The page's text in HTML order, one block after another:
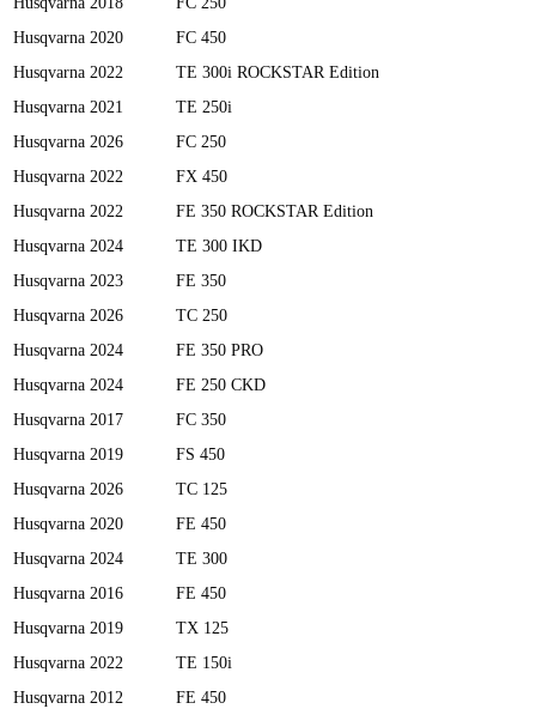
Husqvarna 2020
FC 450
Husqvarna 2022
TE 300i ROCKSTAR Edition
Husqvarna 2021
TE 250i
Husqvarna 2026
FC 250
Husqvarna 2022
FX 450
Husqvarna 2022
FE 350 ROCKSTAR Edition
Husqvarna 2024
TE 300 IKD
Husqvarna 2023
FE 350
Husqvarna 2026
TC 250
Husqvarna 2024
FE 350 PRO
Husqvarna 2024
FE 250 CKD
Husqvarna 2017
FC 350
Husqvarna 2019
FS 450
Husqvarna 2026
TC 125
Husqvarna 2020
FE 450
Husqvarna 2024
TE 300
Husqvarna 2016
FE 450
Husqvarna 2019
TX 125
Husqvarna 2022
TE 150i
Husqvarna 2012
FE 450